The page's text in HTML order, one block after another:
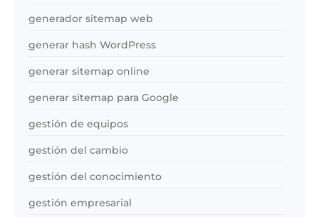
generador sitemap web
generar hash WordPress
generar sitemap online
generar sitemap para Google
gestión de equipos
gestión del cambio
gestión del conocimiento
gestión empresarial